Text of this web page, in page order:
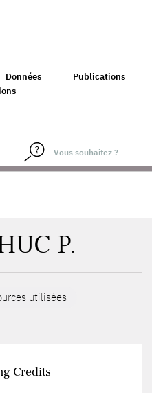
Données
Publications
P.
utilisées
Credits